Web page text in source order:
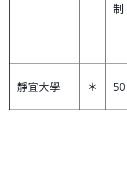
制
靜宜大學 ＊ 50